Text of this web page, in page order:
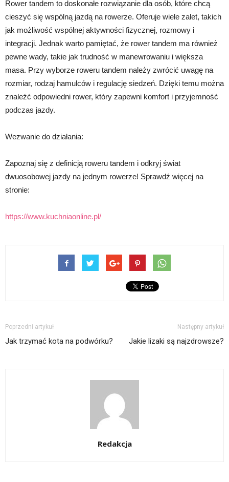
Rower tandem to doskonałe rozwiązanie dla osób, które chcą
cieszyć się wspólną jazdą na rowerze. Oferuje wiele zalet, takich
jak możliwość wspólnej aktywności fizycznej, rozmowy i
integracji. Jednak warto pamiętać, że rower tandem ma również
pewne wady, takie jak trudność w manewrowaniu i większa
masa. Przy wyborze roweru tandem należy zwrócić uwagę na
rozmiar, rodzaj hamulców i regulację siedzeń. Dzięki temu można
znaleźć odpowiedni rower, który zapewni komfort i przyjemność
podczas jazdy.
Wezwanie do działania:
Zapoznaj się z definicją roweru tandem i odkryj świat
dwuosobowej jazdy na jednym rowerze! Sprawdź więcej na
stronie:
https://www.kuchniaonline.pl/
Poprzedni artykuł
Jak trzymać kota na podwórku?
Następny artykuł
Jakie lizaki są najzdrowsze?
Redakcja